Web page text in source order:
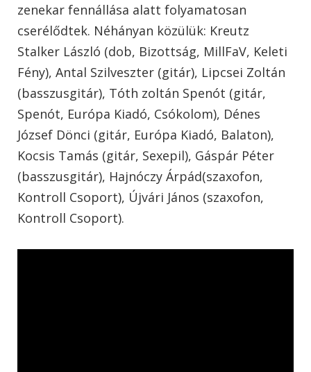
zenekar fennállása alatt folyamatosan
cserélődtek. Néhányan közülük: Kreutz
Stalker László (dob, Bizottság, MillFaV, Keleti
Fény), Antal Szilveszter (gitár), Lipcsei Zoltán
(basszusgitár), Tóth zoltán Spenót (gitár,
Spenót, Európa Kiadó, Csókolom), Dénes
József Dönci (gitár, Európa Kiadó, Balaton),
Kocsis Tamás (gitár, Sexepil), Gáspár Péter
(basszusgitár), Hajnóczy Árpád(szaxofon,
Kontroll Csoport), Újvári János (szaxofon,
Kontroll Csoport).